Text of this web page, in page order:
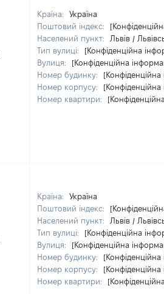
Країна:
Україна
Поштовий індекс:
Населений пункт:
Львів /
Тип вулиці:
[Конфіденційна
Вулиця:
[Конфіденційна
Номер будинку:
[Конфіденційна
Номер корпусу:
[Конфіденційна
Номер квартири:
Країна:
Україна
Поштовий індекс:
Населений пункт:
Львів /
Тип вулиці:
[Конфіденційна
Вулиця:
[Конфіденційна
Номер будинку:
[Конфіденційна
Номер корпусу:
[Конфіденційна
Номер квартири: